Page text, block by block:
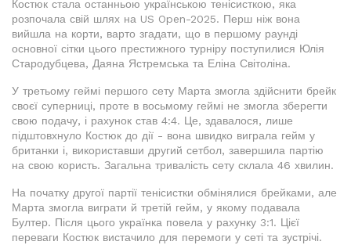
Костюк стала останньою українською тенісисткою, яка
розпочала свій шлях на US Open-2025. Перш ніж вона
вийшла на корти, варто згадати, що в першому раунді
основної сітки цього престижного турніру поступилися Юлія
Стародубцева, Даяна Ястремська та Еліна Світоліна.
У третьому геймі першого сету Марта змогла здійснити брейк
своєї суперниці, проте в восьмому геймі не змогла зберегти
свою подачу, і рахунок став 4:4. Це, здавалося, лише
підштовхнуло Костюк до дії - вона швидко виграла гейм у
британки і, використавши другий сетбол, завершила партію
на свою користь. Загальна тривалість сету склала 46 хвилин.
На початку другої партії тенісистки обмінялися брейками, але
Марта змогла виграти й третій гейм, у якому подавала
Бултер. Після цього українка повела у рахунку 3:1. Цієї
переваги Костюк вистачило для перемоги у сеті та зустрічі.